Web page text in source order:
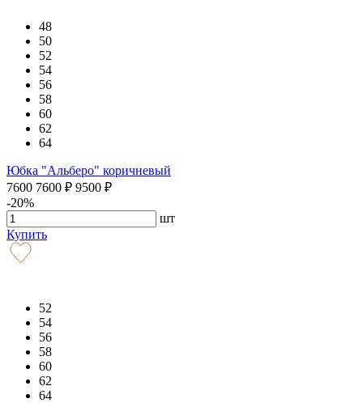
48
50
52
54
56
58
60
62
64
Юбка "Альберо" коричневый
7600 7600 ₽ 9500 ₽
-20%
шт
Купить
52
54
56
58
60
62
64